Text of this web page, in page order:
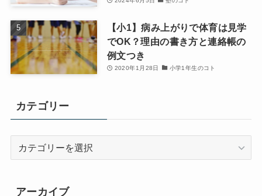
【小1】病み上がりで体育は見学
でOK？理由の書き方と連絡帳の
例文つき
2020年1月28日 小学1年生のコト
カテゴリー
リ
アーカイブ